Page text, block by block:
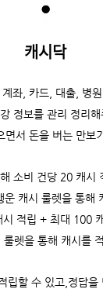
캐시닥
좌, 카드, 대출, 병
정보를 관리 정리
면서 돈을 버는 만보
소비 건당 20 캐
운 캐시 룰렛을 통해
시 적립 + 최대 100
렛을 통해 캐시를
립할 수 있고, 정답을